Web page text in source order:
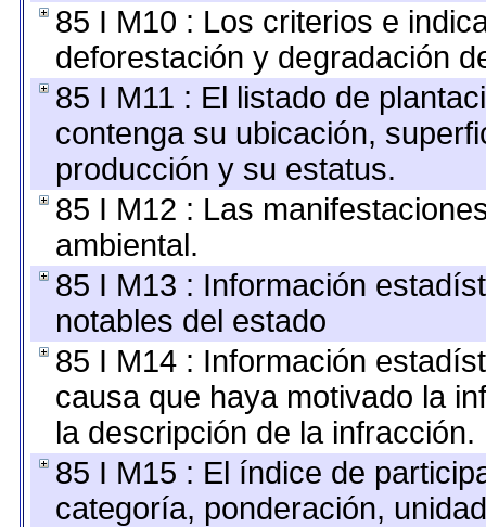
85 I M10 : Los criterios e
deforestación y degradación
85 I M11 : El listado de
contenga su ubicación,
producción y su estatus.
85 I M12 : Las
ambiental.
85 I M13 : Información
notables del estado
85 I M14 : Información
causa que haya motivado la
la descripción de la infracción.
85 I M15 : El índice de
categoría, ponderación,